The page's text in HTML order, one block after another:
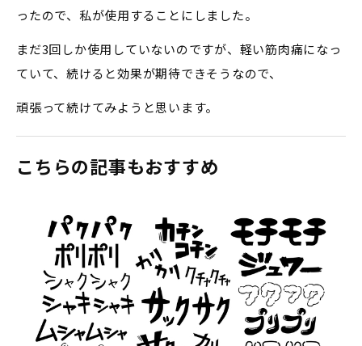
ったので、私が使用することにしました。
まだ3回しか使用していないのですが、軽い筋肉痛になっ
ていて、続けると効果が期待できそうなので、
頑張って続けてみようと思います。
こちらの記事もおすすめ